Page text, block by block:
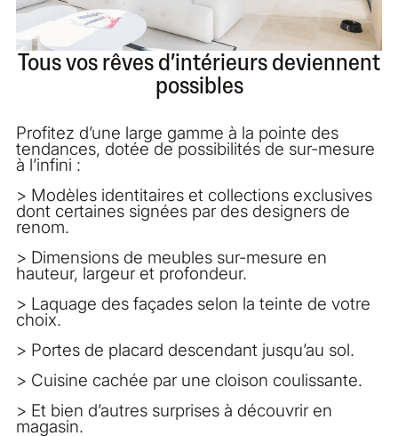
Tous vos rêves d’intérieurs deviennent
possibles
Profitez d’une large gamme à la pointe des
tendances, dotée de possibilités de sur-mesure
à l’infini :
> Modèles identitaires et collections exclusives
dont certaines signées par des designers de
renom.
> Dimensions de meubles sur-mesure en
hauteur, largeur et profondeur.
> Laquage des façades selon la teinte de votre
choix.
> Portes de placard descendant jusqu’au sol.
> Cuisine cachée par une cloison coulissante.
> Et bien d’autres surprises à découvrir en
magasin.